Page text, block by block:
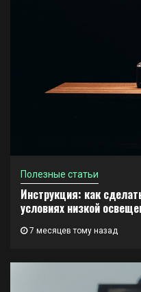
Полезные статьи
Инструкция: как
условиях низкой
7 месяцев тому назад